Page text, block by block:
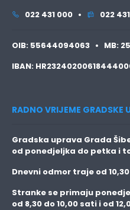
022 431 000 •
022
OIB: 55644094063 • MB:
IBAN:
RADNO VRIJEME GRADSKE
Gradska uprava Grada
od ponedjeljka do petka i
Dnevni odmor traje od
Stranke se primaju
od 8,30 do 10,00 sati i od